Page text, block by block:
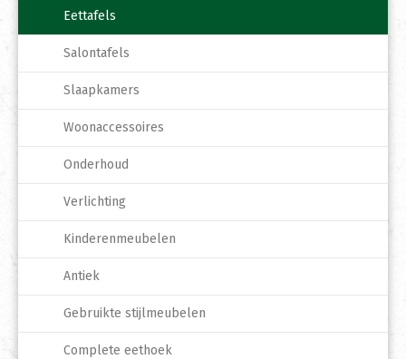
Eettafels
Salontafels
Slaapkamers
Woonaccessoires
Onderhoud
Verlichting
Kinderenmeubelen
Antiek
Gebruikte stijlmeubelen
Complete eethoek